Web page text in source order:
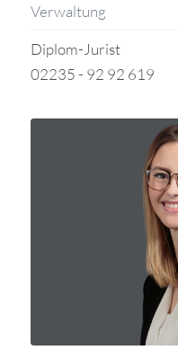
Verwaltung
Diplom-Jurist
02235 - 92 92 619